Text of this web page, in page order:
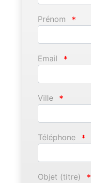
Prénom *
Email *
Ville *
Téléphone *
Objet (titre) *